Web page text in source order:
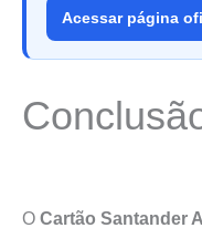
Acessar página
O Cartão Santander